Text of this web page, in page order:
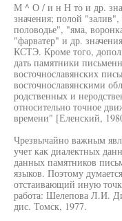
М ^ О / и н Н то и др.
значения; полой
половодье", "яма,
"фарватер" и др.
КСТЭ. Кроме того,
дать памятники
восточнославянских
восточнославянскими
родственных и
относительно точное
времени" [Еленский,
Чрезвычайно важным
учет как диалектных
данных памятников
языков. Поэтому
отстаивающий иную
работа: Шелепова Л.И.
дис. Томск, 1977.